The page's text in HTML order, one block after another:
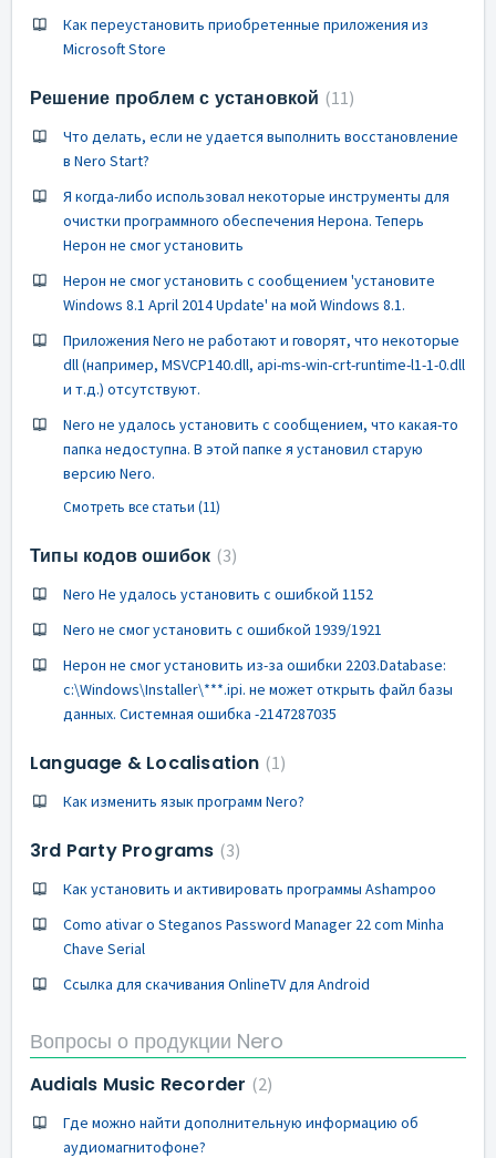
Как переустановить приобретенные приложения из
Microsoft Store
Решение проблем с установкой 11
Что делать, если не удается выполнить восстановление
в Nero Start?
Я когда-либо использовал некоторые инструменты для
очистки программного обеспечения Нерона. Теперь
Нерон не смог установить
Нерон не смог установить с сообщением 'установите
Windows 8.1 April 2014 Update' на мой Windows 8.1.
Приложения Nero не работают и говорят, что некоторые
dll (например, MSVCP140.dll, api-ms-win-crt-runtime-l1-1-0.dll
и т.д.) отсутствуют.
Nero не удалось установить с сообщением, что какая-то
папка недоступна. В этой папке я установил старую
версию Nero.
Смотреть все статьи (11)
Типы кодов ошибок 3
Nero Не удалось установить с ошибкой 1152
Nero не смог установить с ошибкой 1939/1921
Нерон не смог установить из-за ошибки 2203.Database:
c:\Windows\Installer\***.ipi. не может открыть файл базы
данных. Системная ошибка -2147287035
Language & Localisation 1
Как изменить язык программ Nero?
3rd Party Programs 3
Как установить и активировать программы Ashampoo
Como ativar o Steganos Password Manager 22 com Minha
Chave Serial
Ссылка для скачивания OnlineTV для Android
Вопросы о продукции Nero
Audials Music Recorder 2
Где можно найти дополнительную информацию об
аудиомагнитофоне?